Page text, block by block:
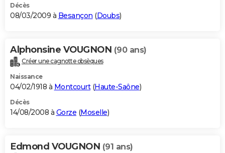
Décès
08/03/2009 à Besançon (Doubs)
Alphonsine VOUGNON (90 ans)
Créer une cagnotte obsèques
Naissance
04/02/1918 à Montcourt(Haute-Saône)
Décès
14/08/2008 à Gorze (Moselle)
Edmond VOUGNON (91 ans)